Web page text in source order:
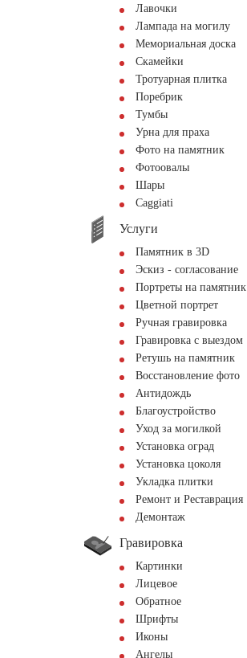
Лавочки
Лампада на могилу
Мемориальная доска
Скамейки
Тротуарная плитка
Поребрик
Тумбы
Урна для праха
Фото на памятник
Фотоовалы
Шары
Сaggiati
Услуги
Памятник в 3D
Эскиз - согласование
Портреты на памятник
Цветной портрет
Ручная гравировка
Гравировка с выездом
Ретушь на памятник
Восстановление фото
Антидождь
Благоустройство
Уход за могилкой
Установка оград
Установка цоколя
Укладка плитки
Ремонт и Реставрация
Демонтаж
Гравировка
Картинки
Лицевое
Обратное
Шрифты
Иконы
Ангелы